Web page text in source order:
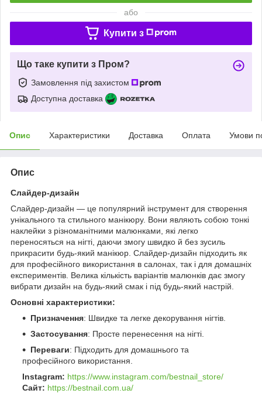
або
Купити з
Що таке купити з Пром?
Замовлення під захистом
Доступна доставка
Опис Характеристики Доставка Оплата Умови
Опис
Слайдер-дизайн
Слайдер-дизайн — це популярний інструмент для створення
унікального та стильного манікюру. Вони являють собою тонкі
наклейки з різноманітними малюнками, які легко
переносяться на нігті, даючи змогу швидко й без зусиль
прикрасити будь-який манікюр. Слайдер-дизайн підходить як
для професійного використання в салонах, так і для домашніх
експериментів. Велика кількість варіантів малюнків дає змогу
вибрати дизайн на будь-який смак і під будь-який настрій.
Основні характеристики:
Призначення: Швидке та легке декорування нігтів.
Застосування: Просте перенесення на нігті.
Переваги: Підходить для домашнього та
професійного використання.
Instagram: https://www.instagram.com/bestnail_store/
Сайт: https://bestnail.com.ua/